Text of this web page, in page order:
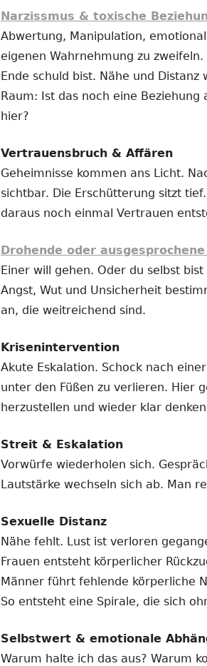
Narzissmus & toxische
Abwertung, Manipulation,
eigenen Wahrnehmung zu
Ende schuld bist. Nähe und
Raum: Ist das noch eine
hier?
Vertrauensbruch & Affären
Geheimnisse kommen ans Licht.
sichtbar. Die Erschütterung sitzt
daraus noch einmal Vertrauen
Drohende oder ausgesprochene
Einer will gehen. Oder du selbst
Angst, Wut und Unsicherheit
an, die weitreichend sind.
Krisenintervention
Akute Eskalation. Schock nach
unter den Füßen zu verlieren. Hier
herzustellen und wieder klar
Streit & Eskalation
Vorwürfe wiederholen sich.
Lautstärke wechseln sich ab. Man
Sexuelle Distanz
Nähe fehlt. Lust ist verloren
Frauen entsteht körperlicher
Männer führt fehlende körperliche
So entsteht eine Spirale, die sich
Selbstwert & emotionale
Warum halte ich das aus? Warum